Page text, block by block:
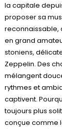
la capitale
proposer sa
reconnaissable,
en grand
stoniens,
Zeppelin. Des
mélangent
rythmes et
captivent.
toujours plus
conçue comme